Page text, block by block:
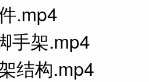
.mp4
手架.mp4
结构.mp4